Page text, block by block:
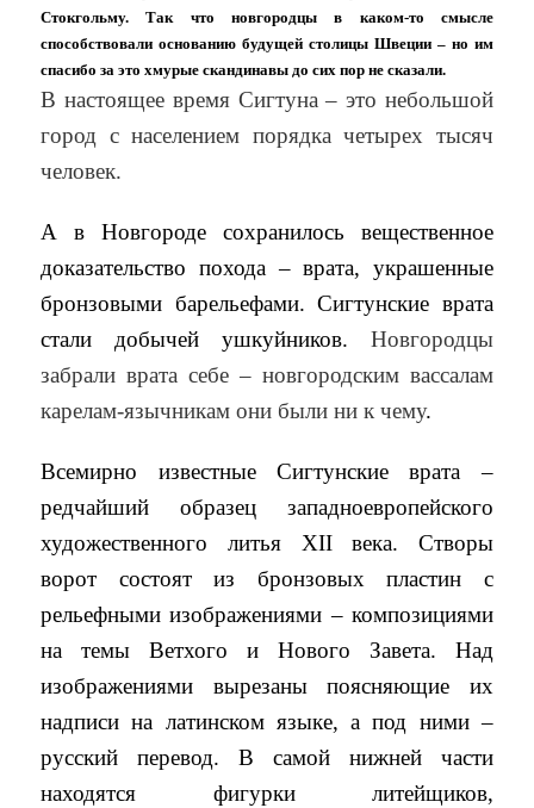
Стокгольму. Так что новгородцы в каком-то смысле
способствовали основанию будущей столицы Швеции – но им
спасибо за это хмурые скандинавы до сих пор не сказали.
В настоящее время Сигтуна – это небольшой
город с населением порядка четырех тысяч
человек.
А в Новгороде сохранилось вещественное
доказательство похода – врата, украшенные
бронзовыми барельефами. Сигтунские врата
стали добычей ушкуйников. Новгородцы
забрали врата себе – новгородским вассалам
карелам-язычникам они были ни к чему.
Всемирно известные Сигтунские врата –
редчайший образец западноевропейского
художественного литья XII века. Створы
ворот состоят из бронзовых пластин с
рельефными изображениями – композициями
на темы Ветхого и Нового Завета. Над
изображениями вырезаны поясняющие их
надписи на латинском языке, а под ними –
русский перевод. В самой нижней части
находятся фигурки литейщиков,